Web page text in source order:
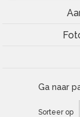
Ga naar
Sorteer op